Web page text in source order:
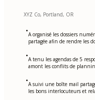
XYZ Co, Portland, OR
•A organisé les dossiers
partagée afin de rendre les
•A tenu les agendas de 5
amont les conflits de
•A suivi une boîte mail
les bons interlocuteurs et